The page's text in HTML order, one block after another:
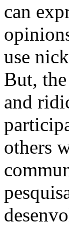
can
use
But,
and
others